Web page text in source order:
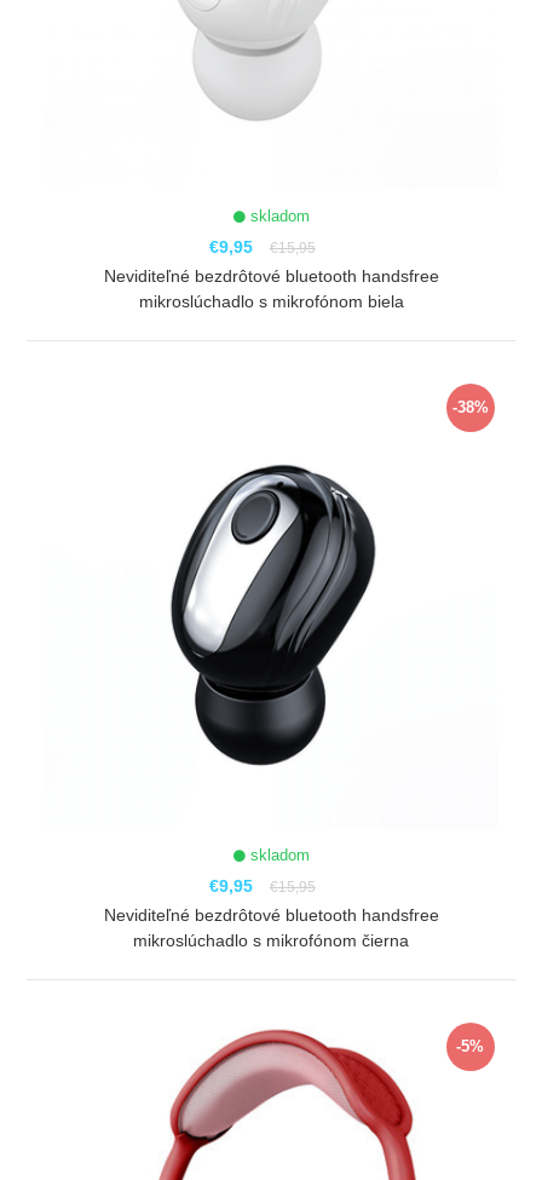
skladom
€9,95 €15,95
Neviditeľné bezdrôtové bluetooth handsfree
mikroslúchadlo s mikrofónom biela
-38%
skladom
€9,95 €15,95
Neviditeľné bezdrôtové bluetooth handsfree
mikroslúchadlo s mikrofónom čierna
-5%